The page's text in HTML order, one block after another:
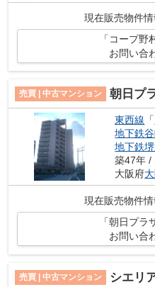
安心して停めることができます。11
現在販売物件情
「コープ野
お問い合
売買 | 中古マンション 朝日プ
東西線 「
地下鉄
地下鉄
築47年 /
大阪府
現在販売物件情
「朝日プラ
お問い合
売買 | 中古マンション シエリ